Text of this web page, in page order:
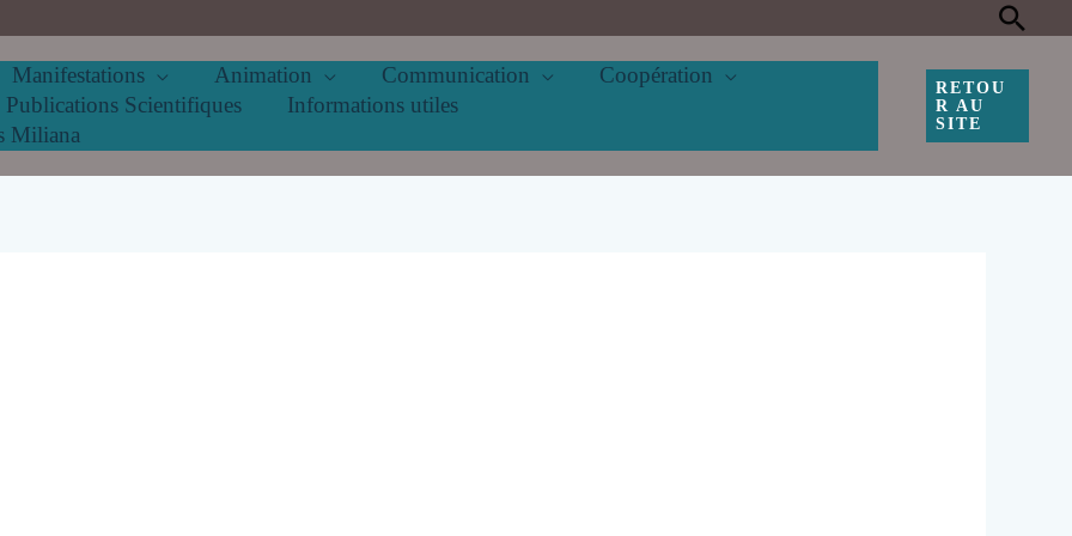
Manifestations Animation Communication
Coopération
Publications Scientifiques
Informations utiles
Miliana
RETOU
R AU
SITE